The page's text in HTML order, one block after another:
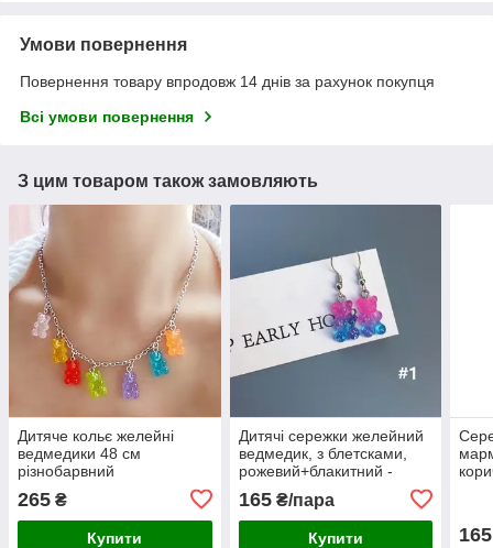
Умови повернення
Повернення товару впродовж 14 днів за рахунок покупця
Всі умови повернення
З цим товаром також замовляють
Дитяче кольє желейні
ведмедики 48 см
різнобарвний
265 ₴
Купити
Дитячі сережки желейний
ведмедик, з блетсками,
рожевий+блакитний -
165₴/пара
Купити 165